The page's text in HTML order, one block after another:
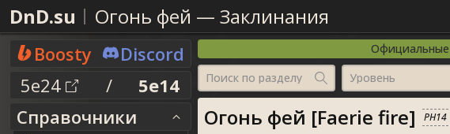
DnD.su Огонь фей — Заклинания
Boosty
Discord
5e24
/
5e14
Справочники
Официальные
Поиск по разделу
Уровень
Огонь фей [Faerie fire] PH14